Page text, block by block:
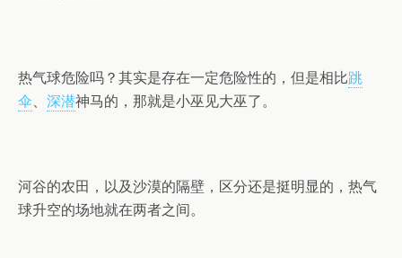
热气球危险吗？其实是存在一定危险性的，但是相比跳
伞、 深潜神马的，那就是小巫见大巫了。
河谷的农田，以及沙漠的隔壁，区分还是挺明显的，热气
球升空的场地就在两者之间。